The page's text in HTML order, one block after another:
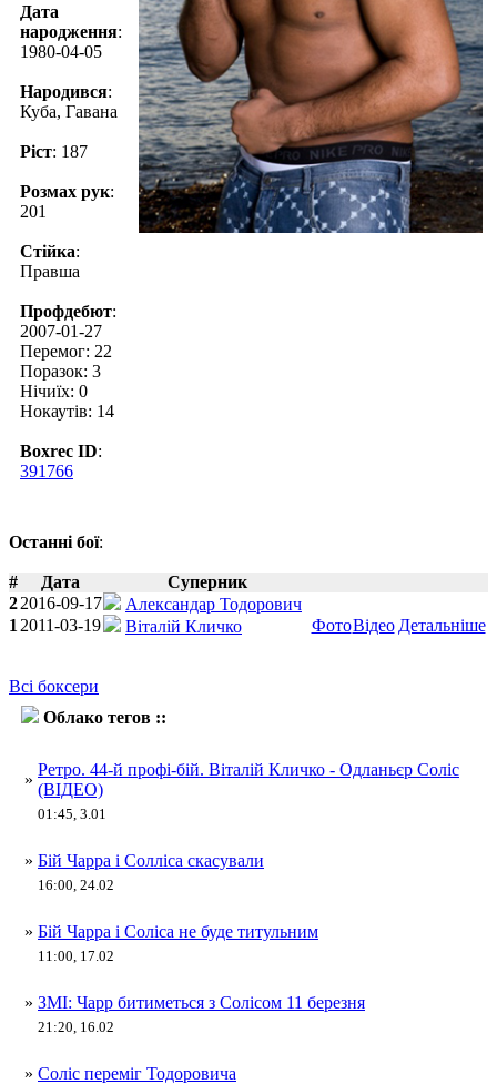
Дата
народження:
1980-04-05
Народився:
Куба, Гавана
Ріст: 187
Розмах рук:
201
Стійка:
Правша
Профдебют:
2007-01-27
Перемог: 22
Поразок: 3
Нічиїх: 0
Нокаутів: 14
Boxrec ID:
391766
Останні бої:
# Дата
Суперник
22016-09-17
Александар Тодорович
1 2011-03-19 Віталій Кличко ФотоВідео Детальніше
Всі боксери
Облако тегов ::
»
Ретро. 44-й профі-бій. Віталій Кличко - Одланьєр Соліс
(ВІДЕО)
01:45, 3.01
» Бій Чарра і Солліса скасували
16:00, 24.02
» Бій Чарра і Соліса не буде титульним
11:00, 17.02
» ЗМІ: Чарр битиметься з Солісом 11 березня
21:20, 16.02
» Соліс переміг Тодоровича